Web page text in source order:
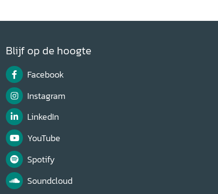
Blijf op de hoogte
Facebook
Instagram
LinkedIn
YouTube
Spotify
Soundcloud